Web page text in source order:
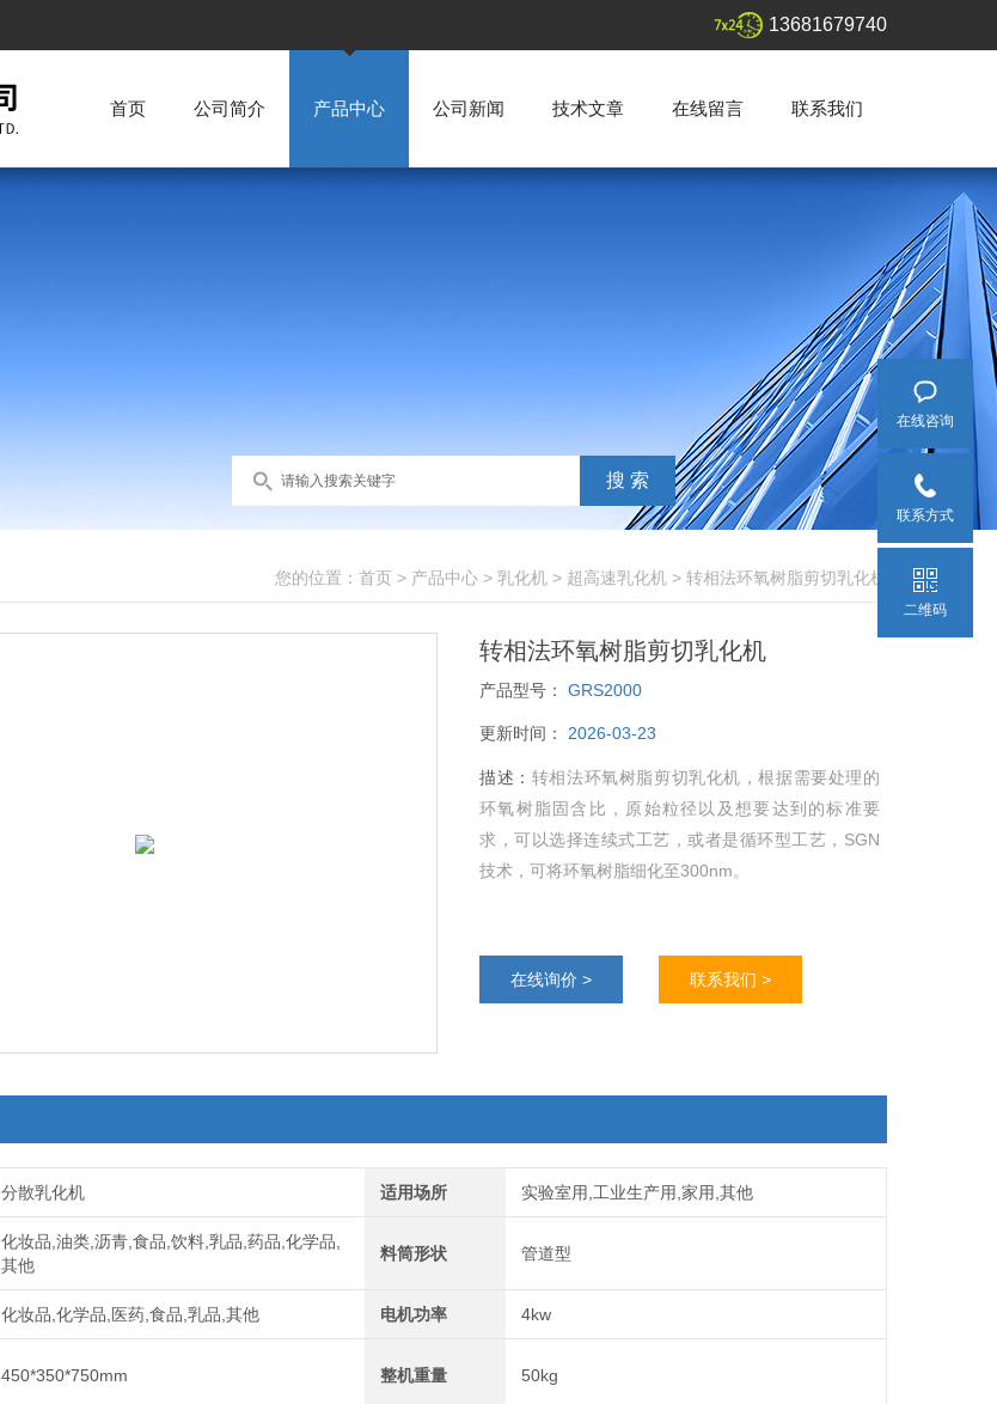
13681679740
首页 公司简介 产品中心 公司新闻 技术文章 在线留言 联系我们
您的位置： 首页 > 产品中心 > 乳化机 > 超高速乳化机 > 转相法环氧树脂剪切乳化机
转相法环氧树脂剪切乳化机
产品型号： GRS2000
更新时间： 2026-03-23
描述： 转相法环氧树脂剪切乳化机，根据需要处理的
环氧树脂固含比，原始粒径以及想要达到的标准要
求，可以选择连续式工艺，或者是循环型工艺，SGN
技术，可将环氧树脂细化至300nm。
在线询价 > 联系我们 >
分散乳化机 适用场所 实验室用,工业生产用,家用,其他
化妆品,油类,沥青,食品,饮料,乳品,药品,化学品,
其他
料筒形状 管道型
化妆品,化学品,医药,食品,乳品,其他 电机功率 4kw
450*350*750mm 整机重量 50kg
在线咨询
联系方式
二维码